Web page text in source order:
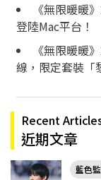
《無限暖暖
登陸Mac平台！
《無限暖暖
線，限定套裝「
Recent
近期文章
藍色